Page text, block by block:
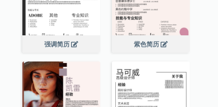
强调简历 紫色简历